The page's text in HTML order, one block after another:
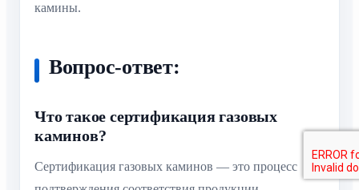
камины.
Вопрос-ответ:
Что такое сертификация газовых
каминов?
Сертификация газовых каминов — это процесс